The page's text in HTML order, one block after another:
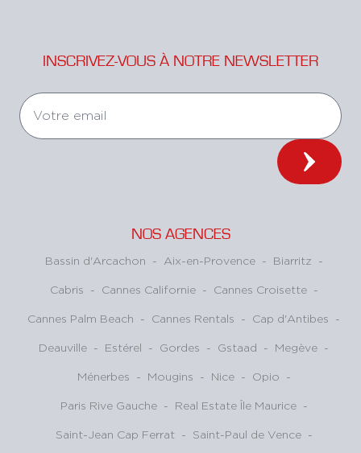
INSCRIVEZ-VOUS À NOTRE NEWSLETTER
NOS AGENCES
Bassin d'Arcachon - Aix-en-Provence - Biarritz -
Cabris - Cannes Californie - Cannes Croisette -
Cannes Palm Beach - Cannes Rentals - Cap d'Antibes -
Deauville - Estérel - Gordes - Gstaad - Megève -
Ménerbes - Mougins - Nice - Opio -
Paris Rive Gauche - Real Estate Île Maurice -
Saint-Jean Cap Ferrat - Saint-Paul de Vence -